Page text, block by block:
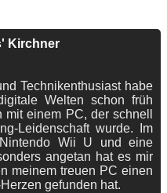
Kirchner
Technikenthusiast habe
Welten schon früh
einem PC, der schnell
Leidenschaft wurde. Im
Wii U und eine
angetan hat es mir
meinem treuen PC einen
gefunden hat.